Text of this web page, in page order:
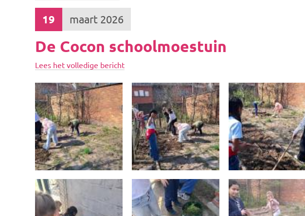
19 maart 2026
De Cocon schoolmoestuin
Lees het volledige bericht